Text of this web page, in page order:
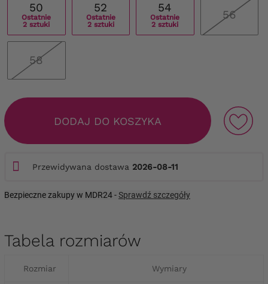
50
Ostatnie
2 sztuki
52
Ostatnie
2 sztuki
54
Ostatnie
2 sztuki
56
58
DODAJ DO KOSZYKA
Przewidywana dostawa 2026-08-11
Bezpieczne zakupy w MDR24 -Sprawdź szczegóły
Tabela rozmiarów
Rozmiar Wymiary